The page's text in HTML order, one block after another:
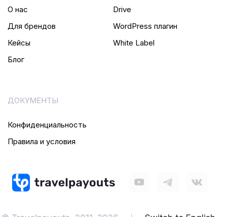
О нас
Для брендов
Кейсы
Блог
Drive
WordPress плагин
White Label
ДОКУМЕНТЫ
Конфиденциальность
Правила и условия